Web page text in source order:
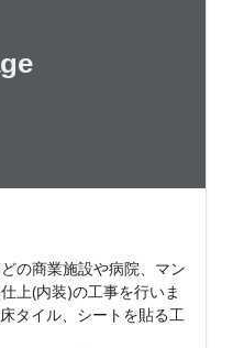
の商業施設や病院、マン
上(内装)の工事を行いま
タイル、シートを貼る工